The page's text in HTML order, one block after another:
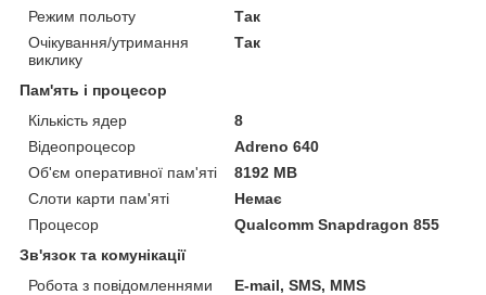
Режим польоту
Так
Очікування/утримання
виклику
Так
Пам'ять і процесор
Кількість ядер
8
Відеопроцесор
Adreno 640
Об'єм оперативної пам'яті
8192 MB
Слоти карти пам'яті
Немає
Процесор
Qualcomm Snapdragon 855
Зв'язок та комунікації
Робота з повідомленнями
E-mail, SMS, MMS